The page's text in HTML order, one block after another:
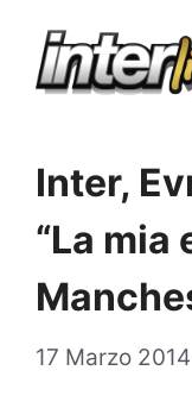
Inter,
“La mia
17 Marzo